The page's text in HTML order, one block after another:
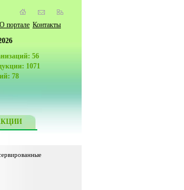
56
1071
78
О портале Контакты